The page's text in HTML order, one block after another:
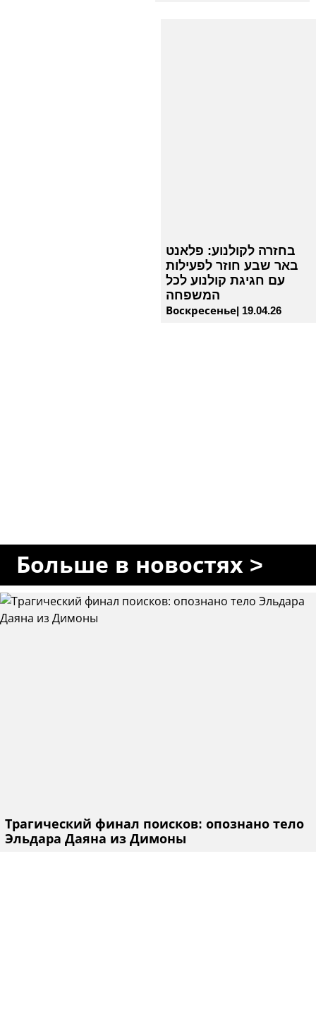
בחזרה לקולנוע: פלאנט
באר שבע חוזר לפעילות
עם חגיגת קולנוע לכל
המשפחה
Воскресенье| 19.04.26
Больше в новостях >
Трагический финал поисков: опознано тело
Эльдара Даяна из Димоны